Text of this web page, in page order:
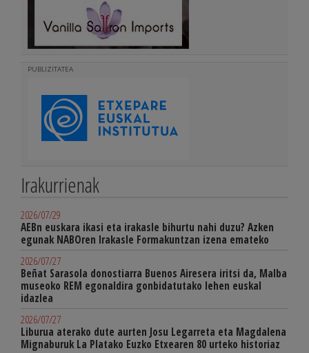
PUBLIZITATEA
Irakurrienak
2026/07/29
AEBn euskara ikasi eta irakasle bihurtu nahi duzu? Azken
egunak NABOren Irakasle Formakuntzan izena emateko
2026/07/27
Beñat Sarasola donostiarra Buenos Airesera iritsi da, Malba
museoko REM egonaldira gonbidatutako lehen euskal
idazlea
2026/07/27
Liburua aterako dute aurten Josu Legarreta eta Magdalena
Mignaburuk La Platako Euzko Etxearen 80 urteko historiaz